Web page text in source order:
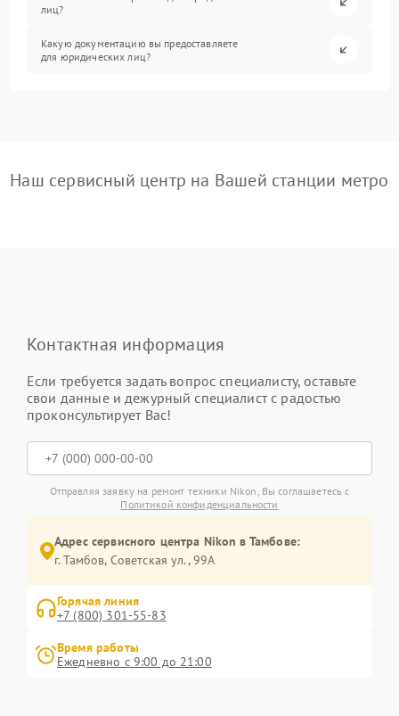
лиц?
Какую документацию вы предоставляете
для юридических лиц?
Наш сервисный центр на Вашей станции метро
Контактная информация
Если требуется задать вопрос специалисту, оставьте
свои данные и дежурный специалист с радостью
проконсультирует Вас!
Отправляя заявку на ремонт техники Nikon, Вы соглашаетесь с
Политикой конфиденциальности
Адрес сервисного центра Nikon в Тамбове:
г. Тамбов, Советская ул., 99А
Горячая линия
+7 (800) 301-55-83
Время работы
Ежедневно с 9:00 до 21:00